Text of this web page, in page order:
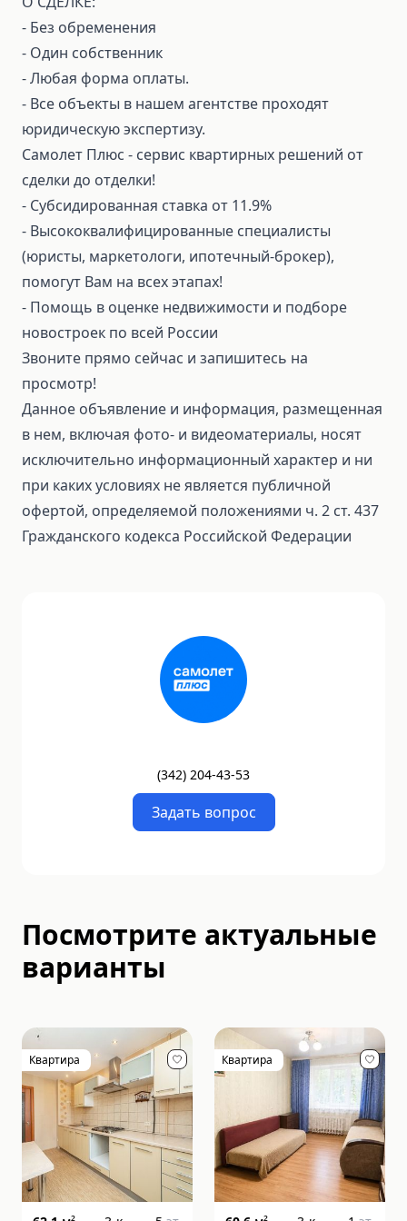
- Без обременения
- Один собственник
- Любая форма оплаты.
- Все объекты в нашем агентстве проходят
юридическую экспертизу.
Самолет Плюс - сервис квартирных решений от
сделки до отделки!
- Субсидированная ставка от 11.9%
- Высококвалифицированные специалисты
(юристы, маркетологи, ипотечный-брокер),
помогут Вам на всех этапах!
- Помощь в оценке недвижимости и подборе
новостроек по всей России
Звоните прямо сейчас и запишитесь на
просмотр!
Данное объявление и информация, размещенная
в нем, включая фото- и видеоматериалы, носят
исключительно информационный характер и ни
при каких условиях не является публичной
офертой, определяемой положениями ч. 2 ст. 437
Гражданского кодекса Российской Федерации
(342) 204-43-53
Задать вопрос
Посмотрите актуальные
варианты
Квартира Квартира